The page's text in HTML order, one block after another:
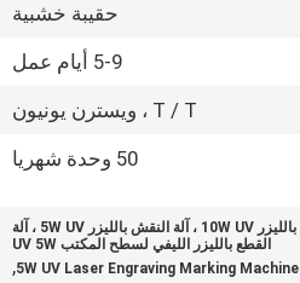
حقيبة خشبية
5-9 أيام عمل
T / T ، ويسترن يونيون
50 وحدة شهريا
آلة النقش بالليزر 10W UV ، آلة النقش بالليزر 5W UV ، آلة
القطع بالليزر الليفي لسطح المكتب UV 5W
5W UV Laser Engraving Marking Machine
,